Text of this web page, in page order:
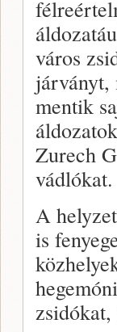
város
járványt,
mentik
Zurech
vádlókat.
A
is